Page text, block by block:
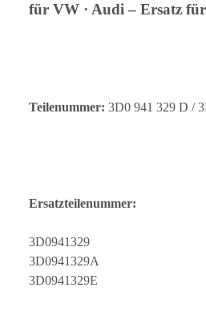
für VW · Audi – Ersatz
Teilenummer: 3D0 941 329 D /
Ersatzteilenummer:
3D0941329
3D0941329A
3D0941329E